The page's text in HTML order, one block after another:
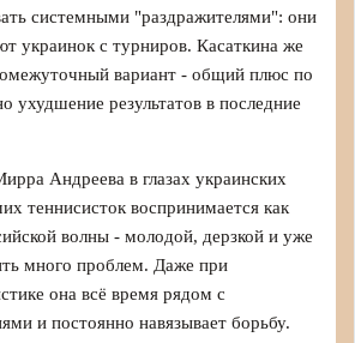
системными "раздражителями": они
украинок с турниров. Касаткина же
вариант - общий плюс по
ухудшение результатов в последние
Андреева в глазах украинских
теннисисток воспринимается как
волны - молодой, дерзкой и уже
много проблем. Даже при
она всё время рядом с
и постоянно навязывает борьбу.